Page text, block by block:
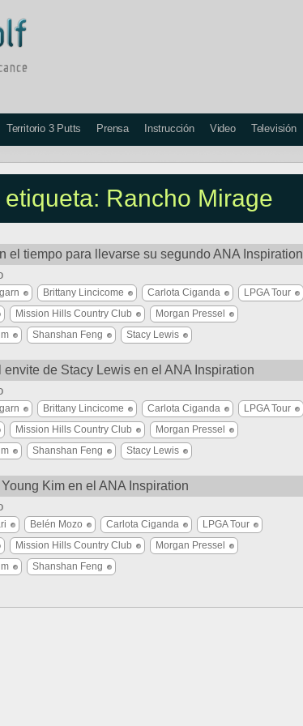
Territorio 3 Putts Prensa Instrucción Video Televisión
Rancho Mirage
el tiempo para llevarse su segundo ANA Inspiration
Brittany Lincicome Carlota Ciganda
LPGA Tour
Mission Hills Country Club
Morgan Pressel
Shanshan Feng Stacy Lewis
de Stacy Lewis en el ANA Inspiration
Brittany Lincicome Carlota Ciganda
LPGA Tour
Mission Hills Country Club
Morgan Pressel
Shanshan Feng Stacy Lewis
Kim en el ANA Inspiration
Belén Mozo Carlota Ciganda
LPGA Tour
Mission Hills Country Club
Morgan Pressel
Shanshan Feng